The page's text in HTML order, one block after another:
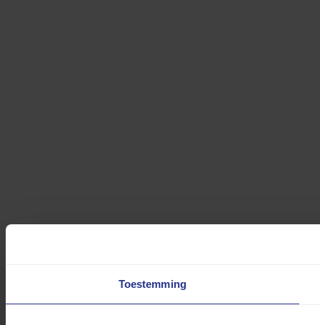
Toestemming